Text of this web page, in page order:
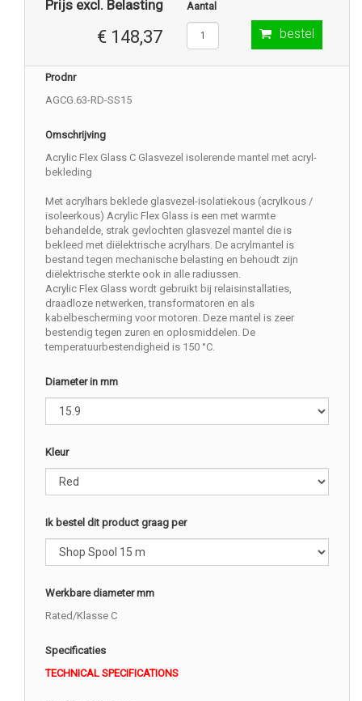
Prijs excl. Belasting
€ 148,37
Aantal
bestel
Prodnr
AGCG.63-RD-SS15
Omschrijving
Acrylic Flex Glass C Glasvezel isolerende mantel met acryl-
bekleding
Met acrylhars beklede glasvezel-isolatiekous (acrylkous /
isoleerkous) Acrylic Flex Glass is een met warmte
behandelde, strak gevlochten glasvezel mantel die is
bekleed met diëlektrische acrylhars. De acrylmantel is
bestand tegen mechanische belasting en behoudt zijn
diëlektrische sterkte ook in alle radiussen.
Acrylic Flex Glass wordt gebruikt bij relaisinstallaties,
draadloze netwerken, transformatoren en als
kabelbescherming voor motoren. Deze mantel is zeer
bestendig tegen zuren en oplosmiddelen. De
temperatuurbestendigheid is 150 °C.
Diameter in mm
Kleur
Ik bestel dit product graag per
Werkbare diameter mm
Rated/Klasse C
Specificaties
TECHNICAL SPECIFICATIONS